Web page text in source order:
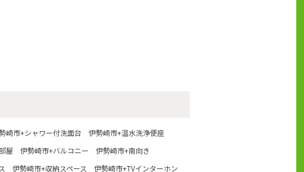
崎市+シャワー付洗面台
伊勢崎市+温水洗浄便座
屋 伊勢崎市+バルコニー
伊勢崎市+南向き
伊勢崎市+収納スペース
伊勢崎市+TVインターホン